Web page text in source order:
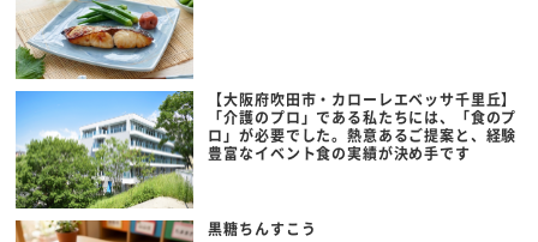
【大阪府吹田市・カローレエベッサ千里丘】
「介護のプロ」である私たちには、「食のプ
ロ」が必要でした。熱意あるご提案と、経験
豊富なイベント食の実績が決め手です
黒糖ちんすこう